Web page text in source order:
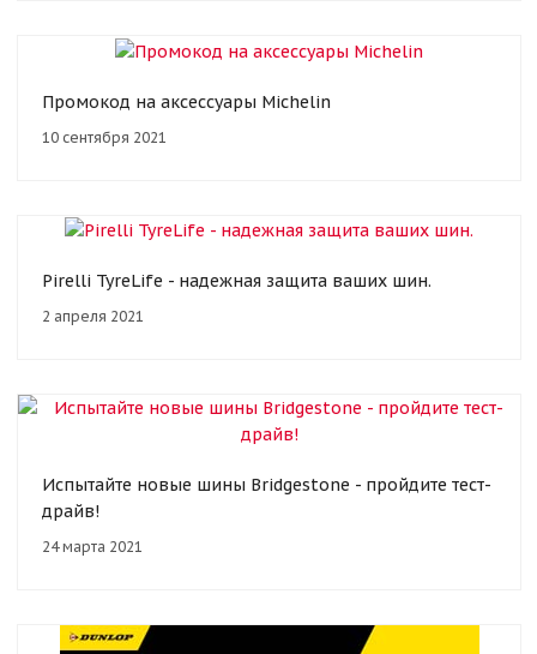
Промокод на аксессуары Michelin
10 сентября 2021
Pirelli TyreLife - надежная защита ваших шин.
2 апреля 2021
Испытайте новые шины Bridgestone - пройдите тест-
драйв!
24 марта 2021